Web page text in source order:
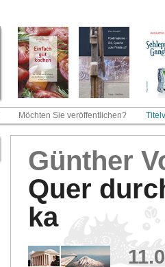
Möchten Sie veröffentlichen?
Gün­ther
Quer
ka